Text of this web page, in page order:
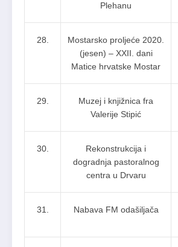
Plehanu
28.
Mostarsko proljeće 2020.
(jesen) – XXII. dani
Matice hrvatske Mostar
29.
Muzej i knjižnica fra
Valerije Stipić
30.
Rekonstrukcija i
dogradnja pastoralnog
centra u Drvaru
31. Nabava FM odašiljača